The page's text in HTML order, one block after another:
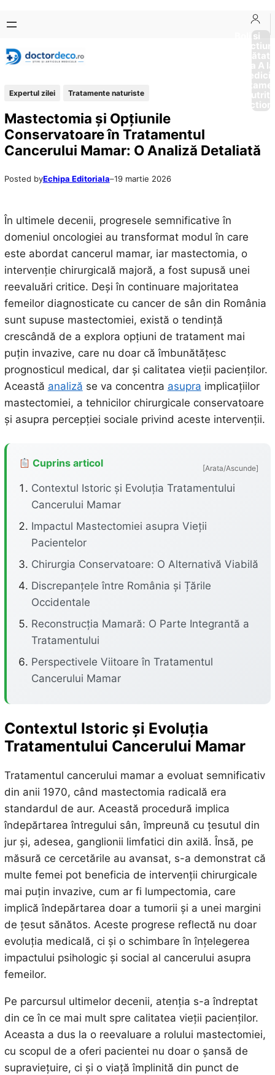
conținut
content
Boli si
Afectiuni
Sănătate
de la A
Expertul zilei Tratamente naturiste
Mastectomia și Opțiunile
Conservatoare în Tratamentul
Cancerului Mamar: O Analiză Detaliată
Posted byEchipa Editoriala–19 martie 2026
În ultimele decenii, progresele semnificative în
domeniul oncologiei au transformat modul în care
este abordat cancerul mamar, iar mastectomia, o
intervenție chirurgicală majoră, a fost supusă unei
reevaluări critice. Deși în continuare majoritatea
femeilor diagnosticate cu cancer de sân din România
sunt supuse mastectomiei, există o tendință
crescândă de a explora opțiuni de tratament mai
puțin invazive, care nu doar că îmbunătățesc
prognosticul medical, dar și calitatea vieții pacienților.
Această analiză se va concentra asupra implicațiilor
mastectomiei, a tehnicilor chirurgicale conservatoare
și asupra percepției sociale privind aceste intervenții.
Cuprins articol [Arata/Ascunde]
Contextul Istoric și Evoluția Tratamentului
Cancerului Mamar
Impactul Mastectomiei asupra Vieții
Pacientelor
Chirurgia Conservatoare: O Alternativă Viabilă
Discrepanțele între România și Țările
Occidentale
Reconstrucția Mamară: O Parte Integrantă a
Tratamentului
Perspectivele Viitoare în Tratamentul
Cancerului Mamar
Contextul Istoric și Evoluția
Tratamentului Cancerului Mamar
Tratamentul cancerului mamar a evoluat semnificativ
din anii 1970, când mastectomia radicală era
standardul de aur. Această procedură implica
îndepărtarea întregului sân, împreună cu țesutul din
jur și, adesea, ganglionii limfatici din axilă. Însă, pe
măsură ce cercetările au avansat, s-a demonstrat că
multe femei pot beneficia de intervenții chirurgicale
mai puțin invazive, cum ar fi lumpectomia, care
implică îndepărtarea doar a tumorii și a unei margini
de țesut sănătos. Aceste progrese reflectă nu doar
evoluția medicală, ci și o schimbare în înțelegerea
impactului psihologic și social al cancerului asupra
femeilor.
Pe parcursul ultimelor decenii, atenția s-a îndreptat
din ce în ce mai mult spre calitatea vieții pacienților.
Aceasta a dus la o reevaluare a rolului mastectomiei,
cu scopul de a oferi pacientei nu doar o șansă de
supraviețuire, ci și o viață împlinită din punct de